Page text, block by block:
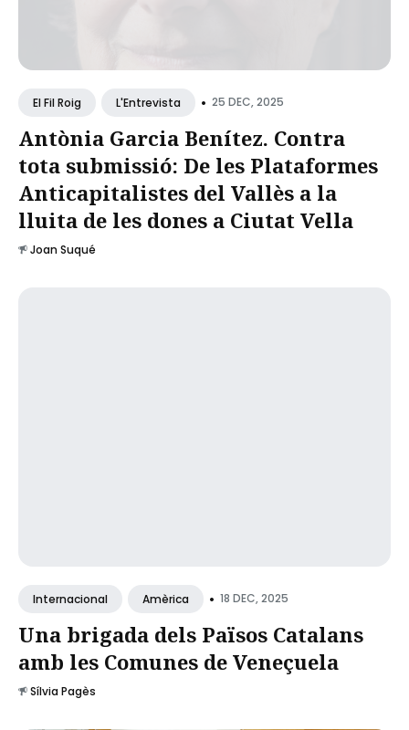
El Fil Roig L'Entrevista • 25 DEC, 2025
Antònia Garcia Benítez. Contra
tota submissió: De les Plataformes
Anticapitalistes del Vallès a la
lluita de les dones a Ciutat Vella
Joan Suqué
Internacional Amèrica • 18 DEC, 2025
Una brigada dels Països Catalans
amb les Comunes de Veneçuela
Sílvia Pagès